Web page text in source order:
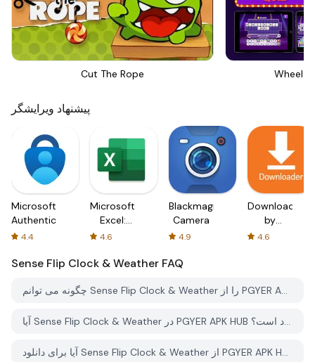
Cut The Rope Wheel
پیشنهاد ویرایشگر
Microsoft
Authenticator
4.4
Microsoft
Excel:
Spreadsheets
4.6
Blackmagic
Camera
4.9
Downloader
by
AFTVnews
4.6
Sense Flip Clock & Weather FAQ
چگونه می توانم Sense Flip Clock & Weather را از PGYER APK HUB دانلود کنم؟
آیا Sense Flip Clock & Weather در PGYER APK HUB رایگان برای دانلود است؟
آیا برای دانلود Sense Flip Clock & Weather از PGYER APK HUB نیاز به حساب کاربری دارم؟